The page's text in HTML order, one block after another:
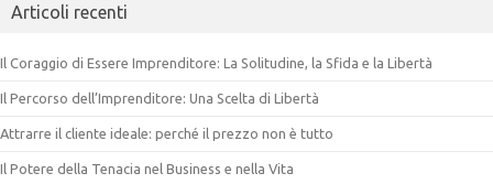
Articoli recenti
Il Coraggio di Essere Imprenditore: La Solitudine, la Sfida e la Libertà
Il Percorso dell’Imprenditore: Una Scelta di Libertà
Attrarre il cliente ideale: perché il prezzo non è tutto
Il Potere della Tenacia nel Business e nella Vita